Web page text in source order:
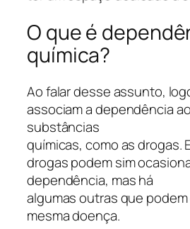
O que é
química?
Ao falar desse assunto,
associam a dependência
substâncias
químicas, como as drogas.
drogas podem sim
dependência, mas há
algumas outras que
mesma doença.